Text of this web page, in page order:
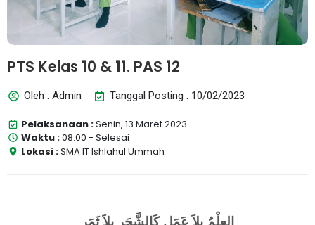
PTS Kelas 10 & 11. PAS 12
Oleh : Admin Tanggal Posting : 10/02/2023
Pelaksanaan :Senin, 13 Maret 2023
Waktu :08.00 - Selesai
Lokasi :SMA IT Ishlahul Ummah